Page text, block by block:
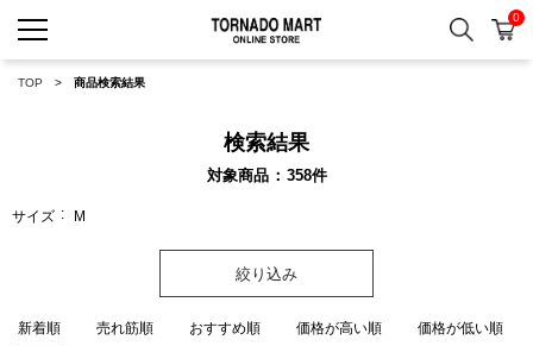
検索 カ
0
TOP 商品検索結果
検索結果
対象商品 358件
サイズ M
絞り込み
新着順 売れ筋順 おすすめ順 価格が高い順 価格が低い順